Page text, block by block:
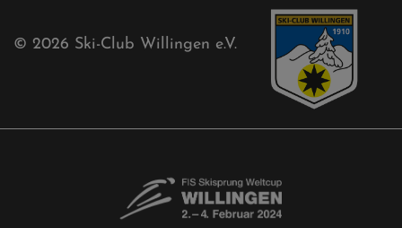
Free-Willis gesucht!
Ski-Club Willingen e.V.